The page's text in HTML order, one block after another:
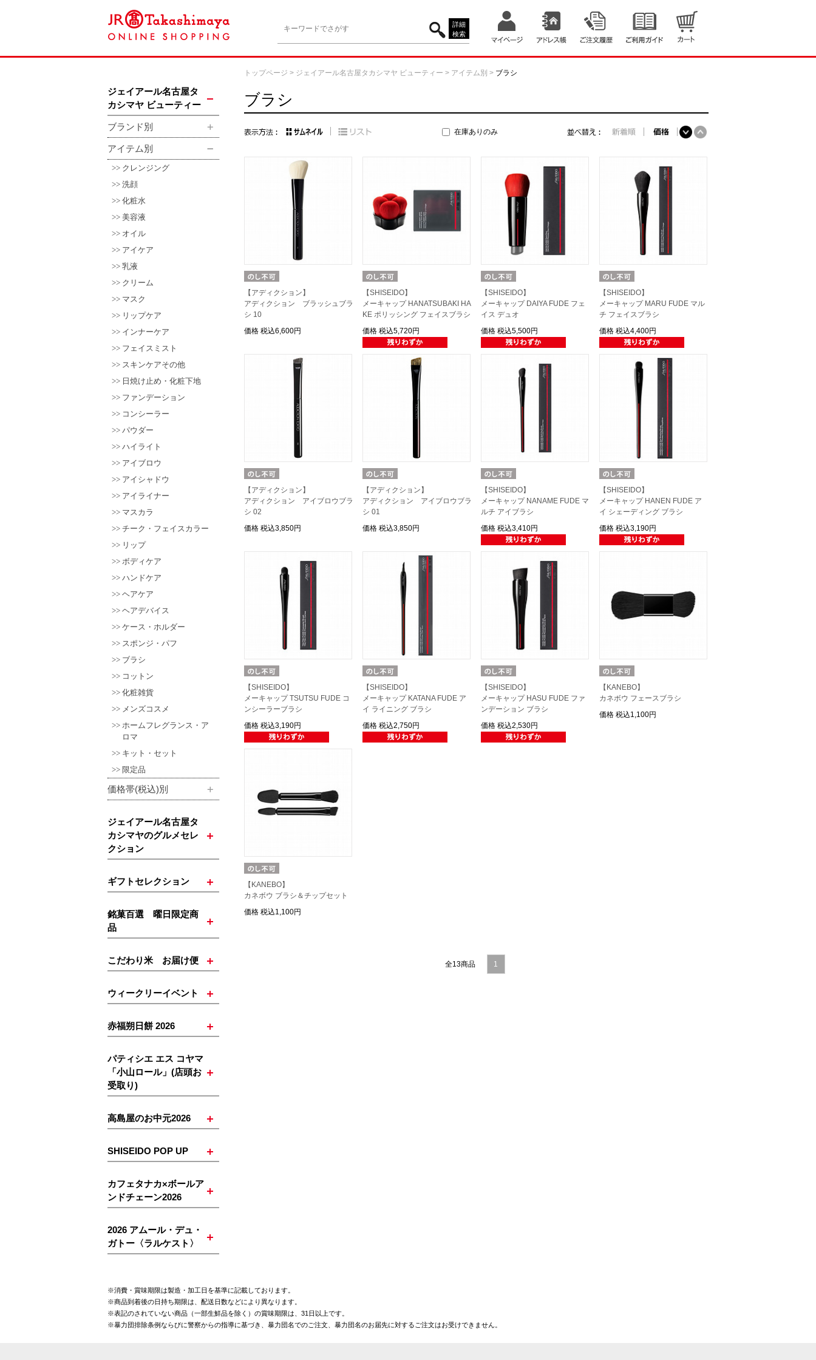
詳細
検索
ジェイアール名古屋タ
カシマヤ ビューティー
ブランド別
アイテム別
クレンジング
洗顔
化粧水
美容液
オイル
アイケア
乳液
クリーム
マスク
リップケア
インナーケア
フェイスミスト
スキンケアその他
日焼け止め・化粧下地
ファンデーション
コンシーラー
パウダー
ハイライト
アイブロウ
アイシャドウ
アイライナー
マスカラ
チーク・フェイスカラー
リップ
ボディケア
ハンドケア
ヘアケア
ヘアデバイス
ケース・ホルダー
スポンジ・パフ
ブラシ
コットン
化粧雑貨
メンズコスメ
ホームフレグランス・ア
ロマ
キット・セット
限定品
価格帯(税込)別
ジェイアール名古屋タ
カシマヤのグルメセレ
クション
ギフトセレクション
銘菓百選 曜日限定商
品
こだわり米 お届け便
ウィークリーイベント
赤福朔日餅 2026
パティシエ エス コヤマ
「小山ロール」(店頭お
受取り)
高島屋のお中元2026
SHISEIDO POP UP
カフェタナカ×ボールア
ンドチェーン2026
2026 アムール・デュ・
ガトー〈ラルケスト〉
トップページ > ジェイアール名古屋タカシマヤ ビューティー > アイテム別 > ブラシ
ブラシ
在庫ありのみ
【アディクション】
アディクション ブラッシュブラ
シ 10
価格 税込6,600円
【SHISEIDO】
メーキャップ HANATSUBAKI HA
KE ポリッシング フェイスブラシ
価格 税込5,720円
【SHISEIDO】
メーキャップ DAIYA FUDE フェ
イス デュオ
価格 税込5,500円
【SHISEIDO】
メーキャップ MARU FUDE マル
チ フェイスブラシ
価格 税込4,400円
【アディクション】
アディクション アイブロウブラ
シ 02
価格 税込3,850円
【アディクション】
アディクション アイブロウブラ
シ 01
価格 税込3,850円
【SHISEIDO】
メーキャップ NANAME FUDE マ
ルチ アイブラシ
価格 税込3,410円
【SHISEIDO】
メーキャップ HANEN FUDE ア
イ シェーディング ブラシ
価格 税込3,190円
【SHISEIDO】
メーキャップ TSUTSU FUDE コ
ンシーラーブラシ
価格 税込3,190円
【SHISEIDO】
メーキャップ KATANA FUDE ア
イ ライニング ブラシ
価格 税込2,750円
【SHISEIDO】
メーキャップ HASU FUDE ファ
ンデーション ブラシ
価格 税込2,530円
【KANEBO】
カネボウ フェースブラシ
価格 税込1,100円
【KANEBO】
カネボウ ブラシ＆チップセット
価格 税込1,100円
全13商品 1
※消費・賞味期限は製造・加工日を基準に記載しております。
※商品到着後の日持ち期限は、配送日数などにより異なります。
※表記のされていない商品（一部生鮮品を除く）の賞味期限は、31日以上です。
※暴力団排除条例ならびに警察からの指導に基づき、暴力団名でのご注文、暴力団名のお届先に対するご注文はお受けできません。